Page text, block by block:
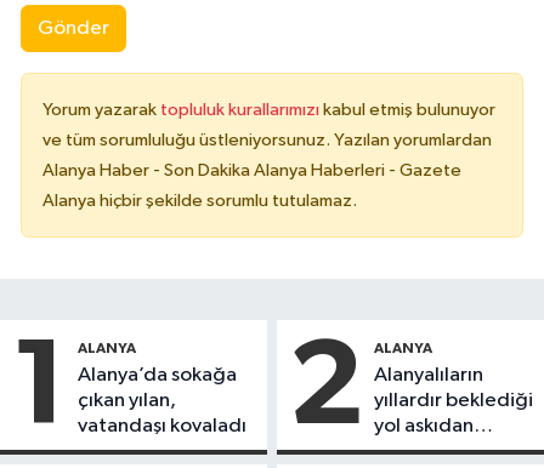
Gönder
Yorum yazarak topluluk kurallarımızı kabul etmiş bulunuyor
ve tüm sorumluluğu üstleniyorsunuz. Yazılan yorumlardan
Alanya Haber - Son Dakika Alanya Haberleri - Gazete
Alanya hiçbir şekilde sorumlu tutulamaz.
1 ALANYA
Alanya’da sokağa
çıkan yılan,
vatandaşı kovaladı
2 ALANYA
Alanyalıların
yıllardır beklediği
yol askıdan
döndü